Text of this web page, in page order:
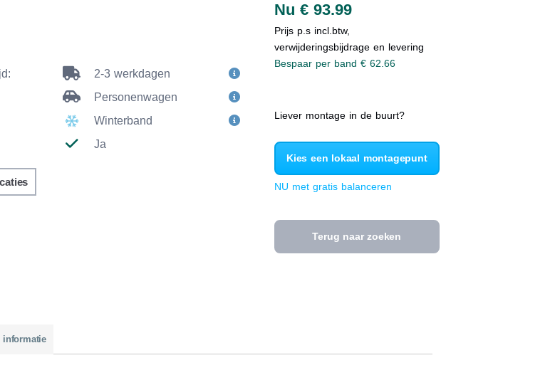
2-3 werkdagen
Personenwagen
Winterband
Ja
Nu € 93.99
Prijs p.s incl.btw,
verwijderingsbijdrage en levering
Bespaar per band € 62.66
Liever montage in de buurt?
Kies een lokaal montagepunt
NU met gratis balanceren
Terug naar zoeken
informatie